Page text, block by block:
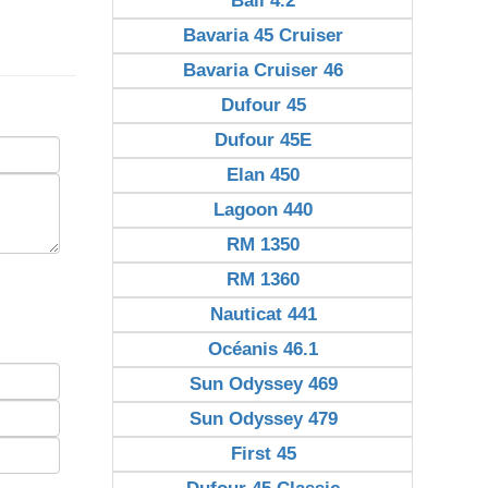
Bavaria 45 Cruiser
Bavaria Cruiser 46
Dufour 45
Dufour 45E
Elan 450
Lagoon 440
RM 1350
RM 1360
Nauticat 441
Océanis 46.1
Sun Odyssey 469
Sun Odyssey 479
First 45